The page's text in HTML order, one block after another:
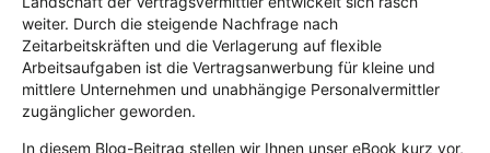
weiter. Durch die steigende Nachfrage nach
Zeitarbeitskräften und die Verlagerung auf flexible
Arbeitsaufgaben ist die Vertragsanwerbung für kleine und
mittlere Unternehmen und unabhängige Personalvermittler
zugänglicher geworden.
In diesem Blog-Beitrag stellen wir Ihnen unser eBook kurz vor,